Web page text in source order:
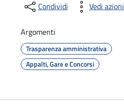
Condividi Vedi azioni
Argomenti
Trasparenza amministrativa
Appalti, Gare e Concorsi